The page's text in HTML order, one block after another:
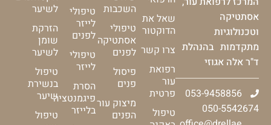
אסתטיקה
וטכנולוגיות
מתקדמות בהנהלת
ד"ר אלה אגוזי
053-9458856
050-5542674
שאל את
הדוקטור
צרו קשר
רפואת
עור
פרטית
טיפול
השכבות
טיפולי
אסתטיקה
לפנים
פיסול
פנים
מיצוק עור
הפנים
טיפולי
לייזר
לפנים
טיפולי
לייזר
הסרת
פיגמנטציה
בלייזר
לשיער
הזרקת
שומן
לשיער
טיפול
בנשירת
שיער
טיפול